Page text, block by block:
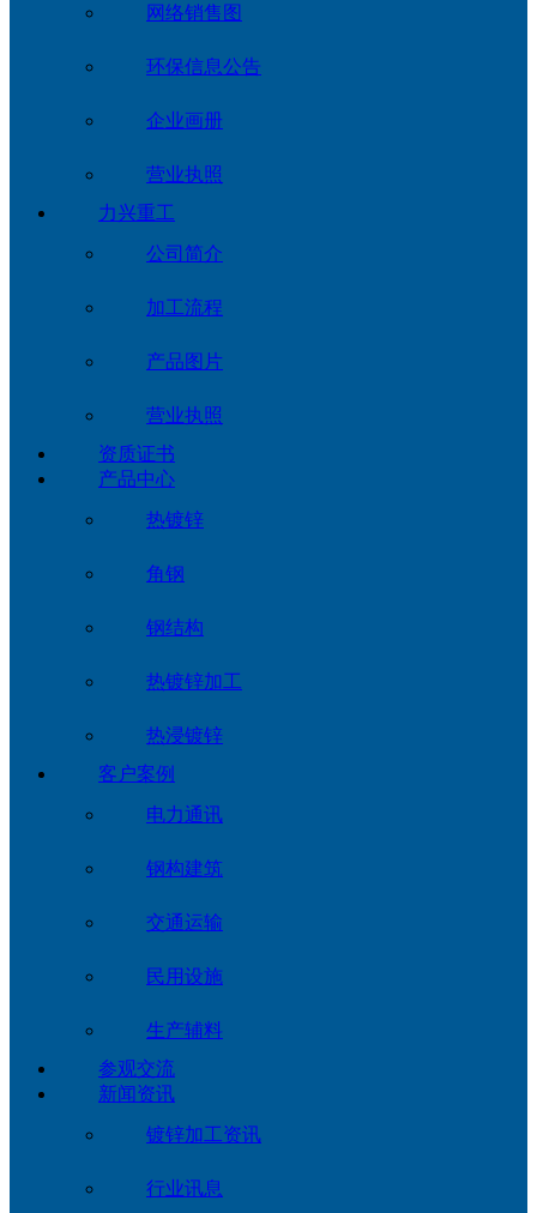
网络销售图
环保信息公告
企业画册
营业执照
力兴重工
公司简介
加工流程
产品图片
营业执照
资质证书
产品中心
热镀锌
角钢
钢结构
热镀锌加工
热浸镀锌
客户案例
电力通讯
钢构建筑
交通运输
民用设施
生产辅料
参观交流
新闻资讯
镀锌加工资讯
行业讯息